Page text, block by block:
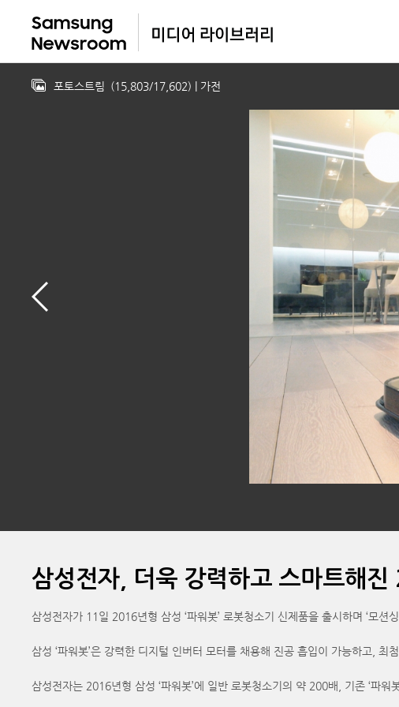
포토스트림 (15,803/17,602) | 가전
삼성전자, 더욱 강력하고 스마트해
삼성전자가 11일 2016년형 삼성 ‘파워봇’ 로봇청소기 신제품을 출시하며 ‘모션
삼성 ‘파워봇’은 강력한 디지털 인버터 모터를 채용해 진공 흡입이 가능하고, 최
삼성전자는 2016년형 삼성 ‘파워봇’에 일반 로봇청소기의 약 200배, 기존 ‘파